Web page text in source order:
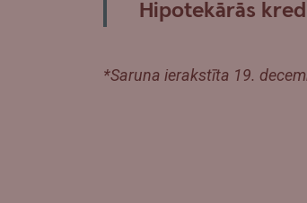
Hipotekārās
*Saruna ierakstīta 19.